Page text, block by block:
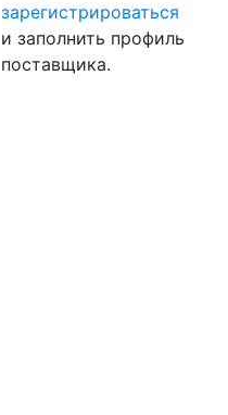
зарегистрироваться
и заполнить профиль
поставщика.